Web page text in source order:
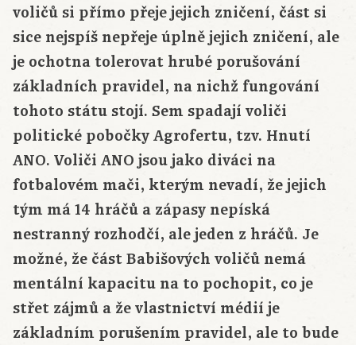
voličů si přímo přeje jejich zničení, část si
sice nejspíš nepřeje úplně jejich zničení, ale
je ochotna tolerovat hrubé porušování
základních pravidel, na nichž fungování
tohoto státu stojí. Sem spadají voliči
politické pobočky Agrofertu, tzv. Hnutí
ANO. Voliči ANO jsou jako diváci na
fotbalovém mači, kterým nevadí, že jejich
tým má 14 hráčů a zápasy nepíská
nestranný rozhodčí, ale jeden z hráčů. Je
možné, že část Babišových voličů nemá
mentální kapacitu na to pochopit, co je
střet zájmů a že vlastnictví médií je
základním porušením pravidel, ale to bude